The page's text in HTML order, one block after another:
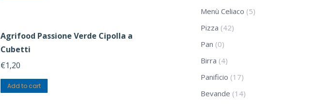
Agrifood Passione Verde Cipolla a
Cubetti
€1,20
Add to cart
Menù Celiaco (5)
Pizza (42)
Pan (0)
Birra (4)
Panificio (17)
Bevande (14)